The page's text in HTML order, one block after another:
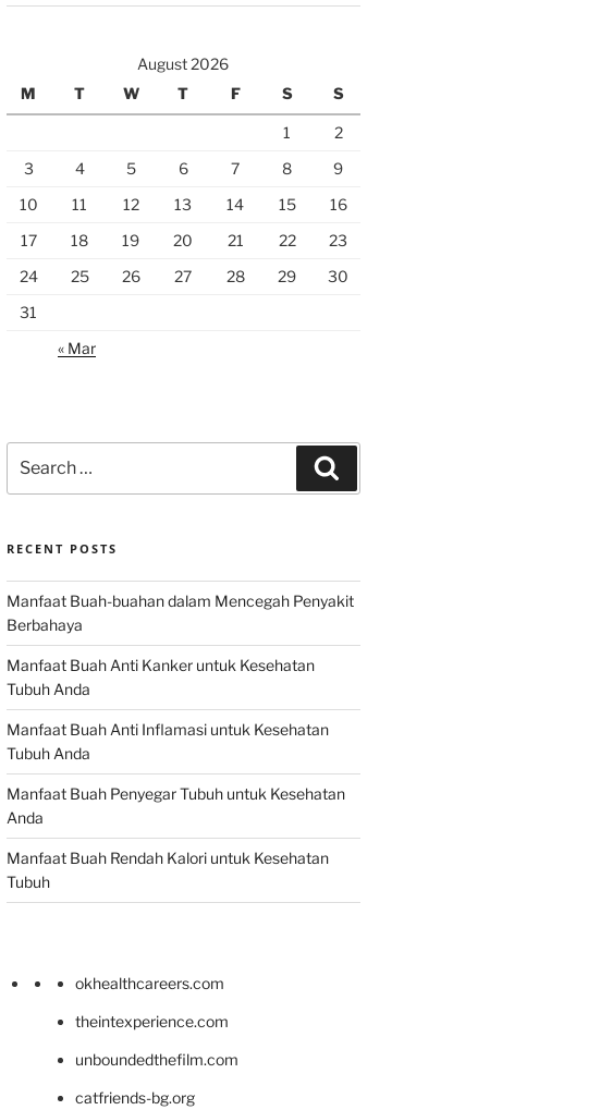
August 2026
M
T W T F S S
1
2
3
4 5 6 7 8
9
10
11 12 13 14 15
16
17
18 19 20 21 22
23
24
25 26 27 28 29
30
31
« Mar
for:
RECENT POSTS
Manfaat Buah-buahan dalam Mencegah Penyakit
Berbahaya
Manfaat Buah Anti Kanker untuk Kesehatan
Tubuh Anda
Manfaat Buah Anti Inflamasi untuk Kesehatan
Tubuh Anda
Manfaat Buah Penyegar Tubuh untuk Kesehatan
Anda
Manfaat Buah Rendah Kalori untuk Kesehatan
Tubuh
okhealthcareers.com
theintexperience.com
unboundedthefilm.com
catfriends-bg.org